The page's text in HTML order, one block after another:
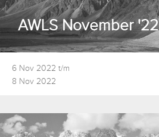
AWLS November '22
6 Nov 2022 t/m
8 Nov 2022